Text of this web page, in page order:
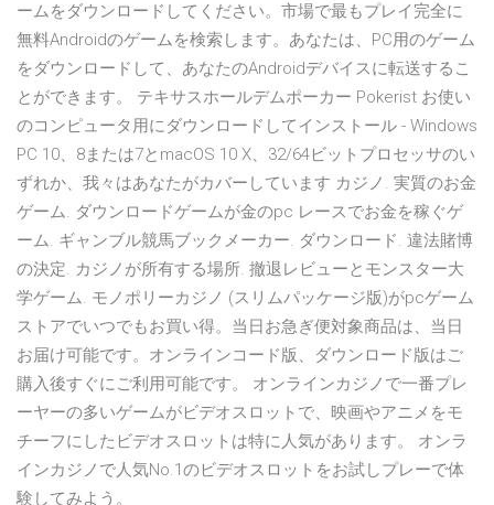
ームをダウンロードしてください。市場で最もプレイ完全に
無料Androidのゲームを検索します。あなたは、PC用のゲーム
をダウンロードして、あなたのAndroidデバイスに転送するこ
とができます。 テキサスホールデムポーカー Pokerist お使い
のコンピュータ用にダウンロードしてインストール - Windows
PC 10、8または7とmacOS 10 X、32/64ビットプロセッサのい
ずれか、我々はあなたがカバーしています カジノ. 実質のお金
ゲーム. ダウンロードゲームが金のpc レースでお金を稼ぐゲ
ーム. ギャンブル競馬ブックメーカー. ダウンロード. 違法賭博
の決定. カジノが所有する場所. 撤退レビューとモンスター大
学ゲーム. モノポリーカジノ (スリムパッケージ版)がpcゲーム
ストアでいつでもお買い得。当日お急ぎ便対象商品は、当日
お届け可能です。オンラインコード版、ダウンロード版はご
購入後すぐにご利用可能です。 オンラインカジノで一番プレ
ーヤーの多いゲームがビデオスロットで、映画やアニメをモ
チーフにしたビデオスロットは特に人気があります。 オンラ
インカジノで人気No.1のビデオスロットをお試しプレーで体
験してみよう。